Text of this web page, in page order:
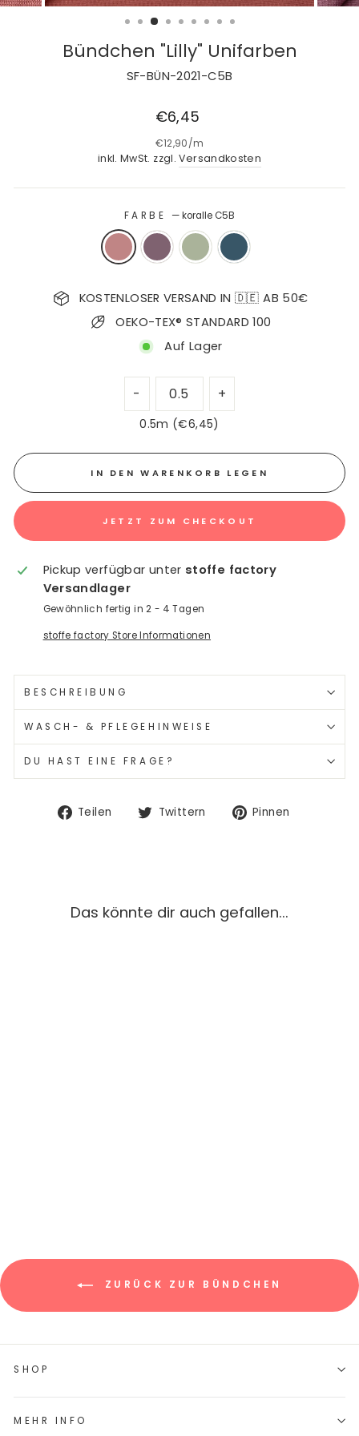
Bündchen "Lilly" Unifarben
SF-BÜN-2021-C5B
Normaler
€6,45
€12,90/m
inkl. MwSt. zzgl.Versandkosten
FARBE —koralle C5B
KOSTENLOSER VERSAND IN 🇩🇪 AB 50€
OEKO-TEX® STANDARD 100
Auf Lager
0.5m (€6,45)
IN DEN WARENKORB LEGEN
JETZT ZUM CHECKOUT
Pickup verfügbar unter stoffe factory
Versandlager
Gewöhnlich fertig in 2 - 4 Tagen
stoffe factory Store Informationen
BESCHREIBUNG
WASCH- & PFLEGEHINWEISE
DU HAST EINE FRAGE?
Teilen
Auf
Twittern
Auf
Pinnen
Das könnte dir auch gefallen...
ZURÜCK ZUR BÜNDCHEN
SHOP
MEHR INFO